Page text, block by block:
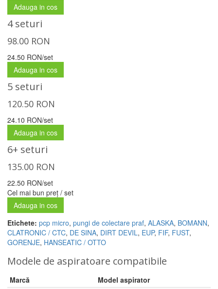
Adauga in cos
4 seturi
98.00 RON
24.50 RON/set
Adauga in cos
5 seturi
120.50 RON
24.10 RON/set
Adauga in cos
6+ seturi
135.00 RON
22.50 RON/set
Cel mai bun preț / set
Adauga in cos
Etichete: pcp micro, pungi de colectare praf, ALASKA, BOMANN,
CLATRONIC / CTC, DE SINA, DIRT DEVIL, EUP, FIF, FUST,
GORENJE, HANSEATIC / OTTO
Modele de aspiratoare compatibile
Marcă
Model aspirator